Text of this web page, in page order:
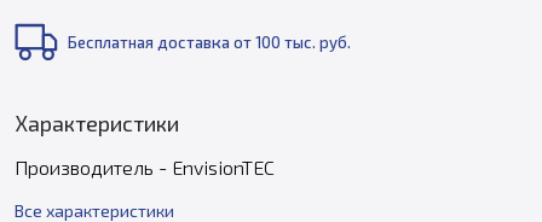
Бесплатная доставка от 100 тыс. руб.
Характеристики
Производитель - EnvisionTEC
Все характеристики